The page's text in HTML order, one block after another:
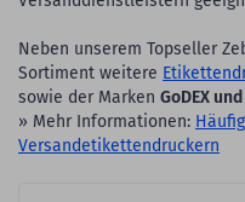
Neben unserem Topseller
Sortiment weitere
sowie der Marken GoDEX
» Mehr Informationen:
Versandetikettendruckern